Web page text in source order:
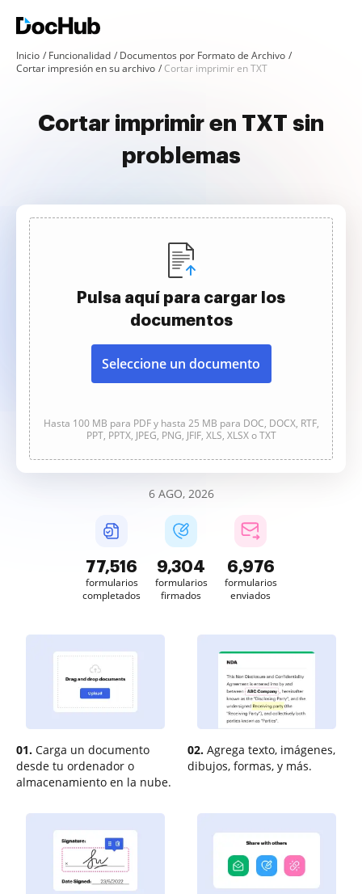
Inicio Funcionalidad
Documentos por Formato de Archivo
Cortar impresión en su archivo
Cortar imprimir en TXT
Cortar imprimir en TXT sin
problemas
Pulsa aquí para cargar los
documentos
Seleccione un documento
Hasta 100 MB para PDF y hasta 25 MB para DOC, DOCX, RTF,
PPT, PPTX, JPEG, PNG, JFIF, XLS, XLSX o TXT
6 AGO, 2026
77,516
formularios
completados
9,304
formularios
firmados
6,976
formularios
enviados
01. Carga un documento
desde tu ordenador o
almacenamiento en la nube.
02. Agrega texto, imágenes,
dibujos, formas, y más.